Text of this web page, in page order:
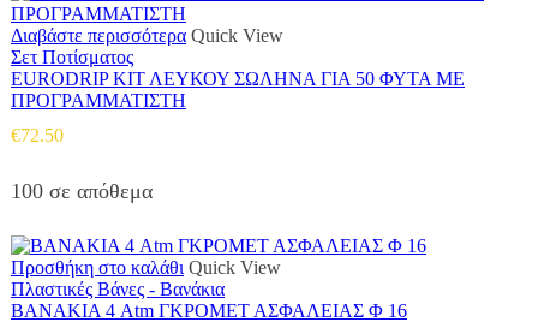
Διαβάστε περισσότερα Quick View
Σετ Ποτίσματος
EURODRIP ΚΙΤ ΛΕΥΚΟΥ ΣΩΛΗΝΑ ΓΙΑ 50 ΦΥΤΑ ΜΕ
ΠΡΟΓΡΑΜΜΑΤΙΣΤΗ
€72.50
100 σε απόθεμα
Προσθήκη στο καλάθι Quick View
Πλαστικές Βάνες - Βανάκια
ΒΑΝΑΚΙΑ 4 Atm ΓΚΡΟΜΕΤ ΑΣΦΑΛΕΙΑΣ Φ 16